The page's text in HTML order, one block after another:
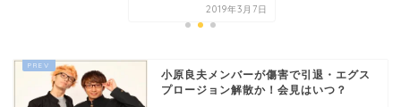
2019年3月7日
小原良夫メンバーが傷害で引退・エグス
プロージョン解散か！会見はいつ？